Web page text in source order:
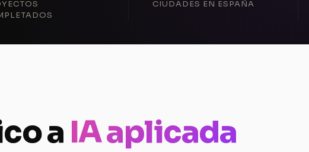
CIUDADES EN ESPAÑA
a IA aplicada